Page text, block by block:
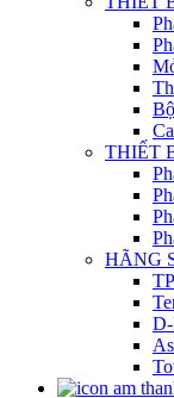
THIẾT
HÃNG